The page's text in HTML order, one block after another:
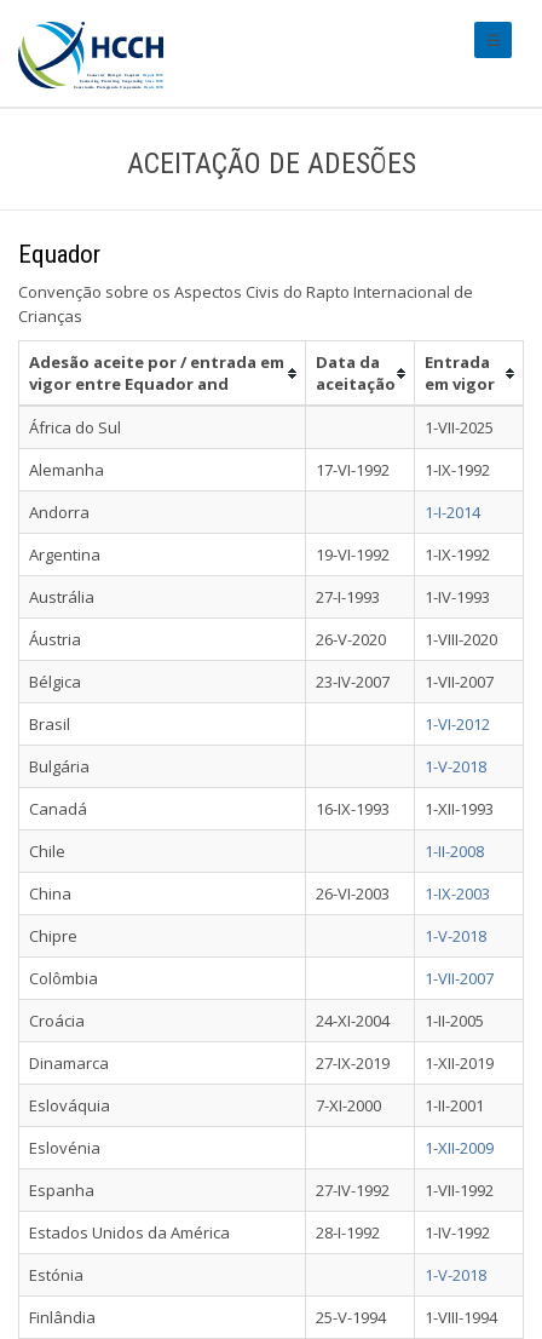
ACEITAÇÃO DE ADESÕES
Equador
Convenção sobre os Aspectos Civis do Rapto Internacional de
Crianças
Adesão aceite por / entrada em
vigor entre Equador and
Data da
aceitação
Entrada
em vigor
África do Sul
1-VII-2025
Alemanha
17-VI-1992
1-IX-1992
Andorra
1-I-2014
Argentina
19-VI-1992
1-IX-1992
Austrália
27-I-1993
1-IV-1993
Áustria
26-V-2020
1-VIII-2020
Bélgica
23-IV-2007
1-VII-2007
Brasil
1-VI-2012
Bulgária
1-V-2018
Canadá
16-IX-1993
1-XII-1993
Chile
1-II-2008
China
26-VI-2003
1-IX-2003
Chipre
1-V-2018
Colômbia
1-VII-2007
Croácia
24-XI-2004
1-II-2005
Dinamarca
27-IX-2019
1-XII-2019
Eslováquia
7-XI-2000
1-II-2001
Eslovénia
1-XII-2009
Espanha
27-IV-1992
1-VII-1992
Estados Unidos da América
28-I-1992
1-IV-1992
Estónia
1-V-2018
Finlândia
25-V-1994
1-VIII-1994